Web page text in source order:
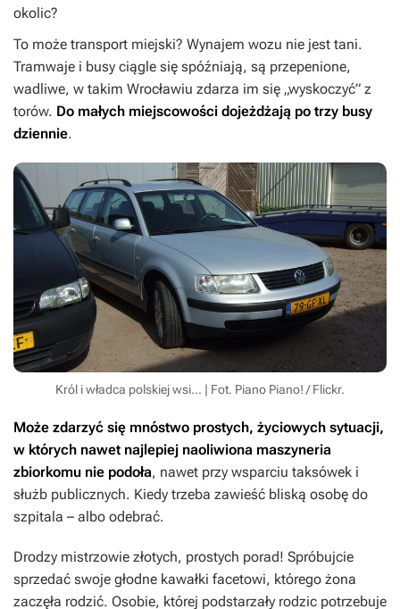
okolic?
To może transport miejski? Wynajem wozu nie jest tani.
Tramwaje i busy ciągle się spóźniają, są przepenione,
wadliwe, w takim Wrocławiu zdarza im się „wyskoczyć” z
torów. Do małych miejscowości dojeżdżają po trzy busy
dziennie.
Król i władca polskiej wsi… | Fot. Piano Piano! / Flickr.
Może zdarzyć się mnóstwo prostych, życiowych sytuacji,
w których nawet najlepiej naoliwiona maszyneria
zbiorkomu nie podoła, nawet przy wsparciu taksówek i
służb publicznych. Kiedy trzeba zawieść bliską osobę do
szpitala – albo odebrać.
Drodzy mistrzowie złotych, prostych porad! Spróbujcie
sprzedać swoje głodne kawałki facetowi, którego żona
zaczęła rodzić. Osobie, której podstarzały rodzic potrzebuje